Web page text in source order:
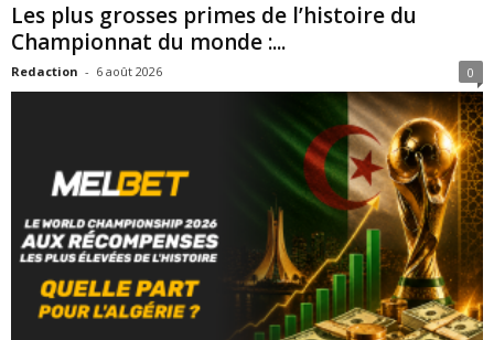
Les plus grosses primes de l’histoire du
Championnat du monde :...
Redaction - 6 août 2026 0